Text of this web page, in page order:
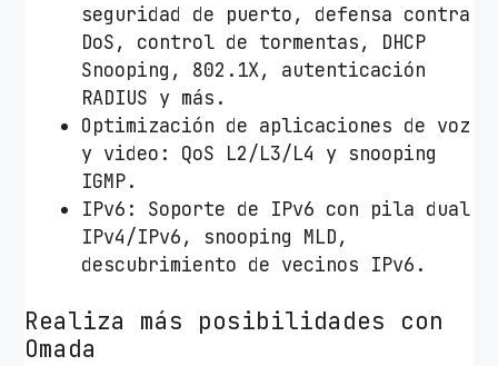
0
/
seguridad de puerto, defensa contra
DoS, control de tormentas, DHCP
Snooping, 802.1X, autenticación
RADIUS y más.
Optimización de aplicaciones de voz
y video: QoS L2/L3/L4 y snooping
IGMP.
IPv6: Soporte de IPv6 con pila dual
IPv4/IPv6, snooping MLD,
descubrimiento de vecinos IPv6.
Realiza más posibilidades con
Omada